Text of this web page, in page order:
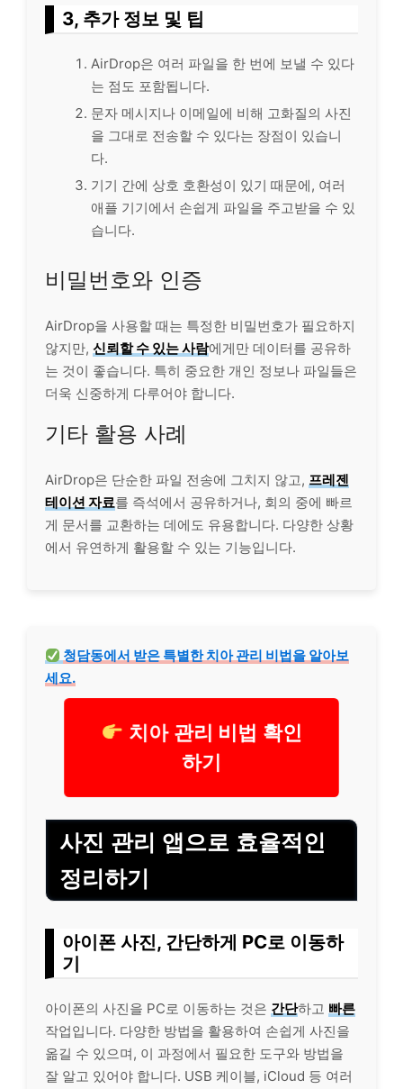
3, 추가 정보 및 팁
AirDrop은 여러 파일을 한 번에 보낼 수 있다
는 점도 포함됩니다.
문자 메시지나 이메일에 비해 고화질의 사진
을 그대로 전송할 수 있다는 장점이 있습니
다.
기기 간에 상호 호환성이 있기 때문에, 여러
애플 기기에서 손쉽게 파일을 주고받을 수 있
습니다.
비밀번호와 인증
AirDrop을 사용할 때는 특정한 비밀번호가 필요하지
않지만, 신뢰할 수 있는 사람에게만 데이터를 공유하
는 것이 좋습니다. 특히 중요한 개인 정보나 파일들은
더욱 신중하게 다루어야 합니다.
기타 활용 사례
AirDrop은 단순한 파일 전송에 그치지 않고, 프레젠
테이션 자료를 즉석에서 공유하거나, 회의 중에 빠르
게 문서를 교환하는 데에도 유용합니다. 다양한 상황
에서 유연하게 활용할 수 있는 기능입니다.
청담동에서 받은 특별한 치아 관리 비법을 알아보
세요.
치아 관리 비법 확인
하기
사진 관리 앱으로 효율적인
정리하기
아이폰 사진, 간단하게 PC로 이동하
기
아이폰의 사진을 PC로 이동하는 것은 간단하고 빠른
작업입니다. 다양한 방법을 활용하여 손쉽게 사진을
옮길 수 있으며, 이 과정에서 필요한 도구와 방법을
잘 알고 있어야 합니다. USB 케이블, iCloud 등 여러